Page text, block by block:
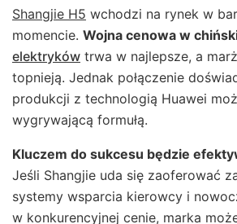
Shangjie H5 wchodzi na rynek w
momencie. Wojna cenowa w
elektryków trwa w najlepsze, a
topnieją. Jednak połączenie
produkcji z technologią Huawei
wygrywającą formułą.
Kluczem do sukcesu będzie
Jeśli Shangjie uda się zaoferować
systemy wsparcia kierowcy i
w konkurencyjnej cenie, marka